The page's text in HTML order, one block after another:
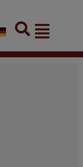
Flyout
Menu